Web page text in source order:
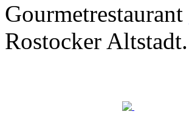
Geheimnisse, die
Gourmetrestaurant
Rostocker Altstadt.